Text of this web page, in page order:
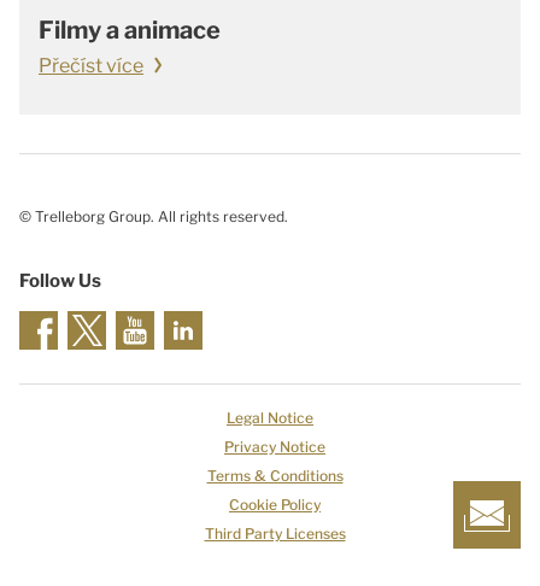
Filmy a animace
Přečíst více
© Trelleborg Group. All rights reserved.
Follow Us
Legal Notice
Privacy Notice
Terms & Conditions
Cookie Policy
Third Party Licenses